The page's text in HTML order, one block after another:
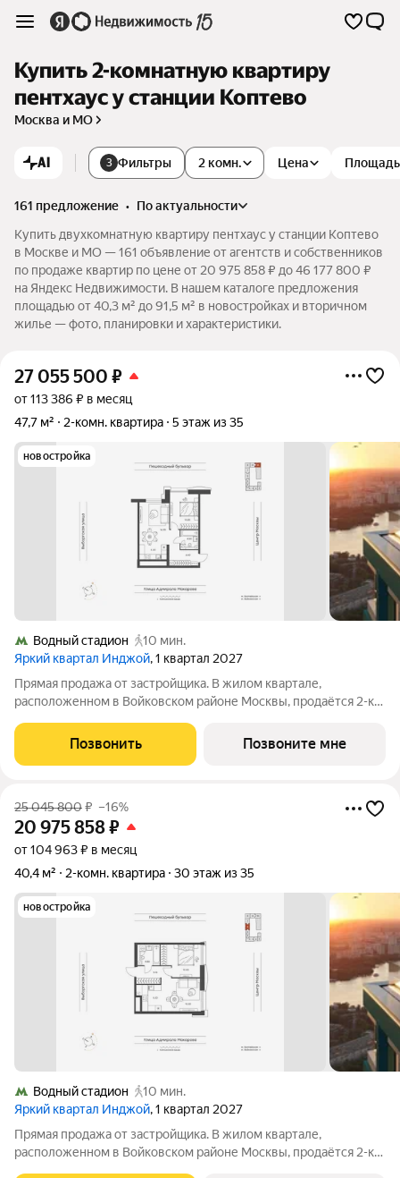
Купить 2-комнатную квартиру
пентхаус у станции Коптево
Москва и МО
AI 3 Фильтры 2 комн. Цена Площадь
161 предложение •
по актуальности
Купить двухкомнатную квартиру пентхаус у станции Коптево
в Москве и МО — 161 объявление от агентств и собственников
по продаже квартир по цене от 20 975 858 ₽ до 46 177 800 ₽
на Яндекс Недвижимости. В нашем каталоге предложения
площадью от 40,3 м² до 91,5 м² в новостройках и вторичном
жилье — фото, планировки и характеристики.
27 055 500 ₽
от 113 386 ₽ в месяц
47,7 м²
2-комн. квартира 5 этаж из 35
новостройка
Водный стадион
10 мин.
Яркий квартал Инджой, 1 квартал 2027
Прямая продажа от застройщика. В жилом квартале,
расположенном в Войковском районе Москвы, продаётся 2-к
расположена на 5 этаже 32-этажного дома, корпус 1, в жилом
квартале бизнес-класса Инджой.
Позвонить Позвоните мне
25 045 800₽ –16%
20 975 858₽
от 104 963 ₽ в месяц
40,4 м²
2-комн. квартира 30 этаж из 35
новостройка
Водный стадион
10 мин.
Яркий квартал Инджой, 1 квартал 2027
Прямая продажа от застройщика. В жилом квартале,
расположенном в Войковском районе Москвы, продаётся 2-к